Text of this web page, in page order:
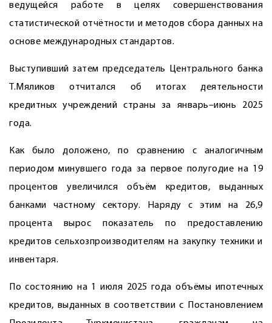
ведущейся работе в целях совершенствования
статистической отчётности и методов сбора данных на
основе международных стандартов.
Выступивший затем председатель Центрального банка
Т.Мяликов отчитался об итогах деятельности
кредитных учреждений страны за январь–июнь 2025
года.
Как было доложено, по сравнению с аналогичным
периодом минувшего года за первое полугодие на 19
процентов увеличился объём кредитов, выданных
банками частному сектору. Наряду с этим на 26,9
процента вырос показатель по предоставлению
кредитов сельхозпроизводителям на закупку техники и
инвентаря.
По состоянию на 1 июля 2025 года объёмы ипотечных
кредитов, выданных в соответствии с Постановлением